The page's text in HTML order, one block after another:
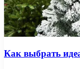
Как выбрать